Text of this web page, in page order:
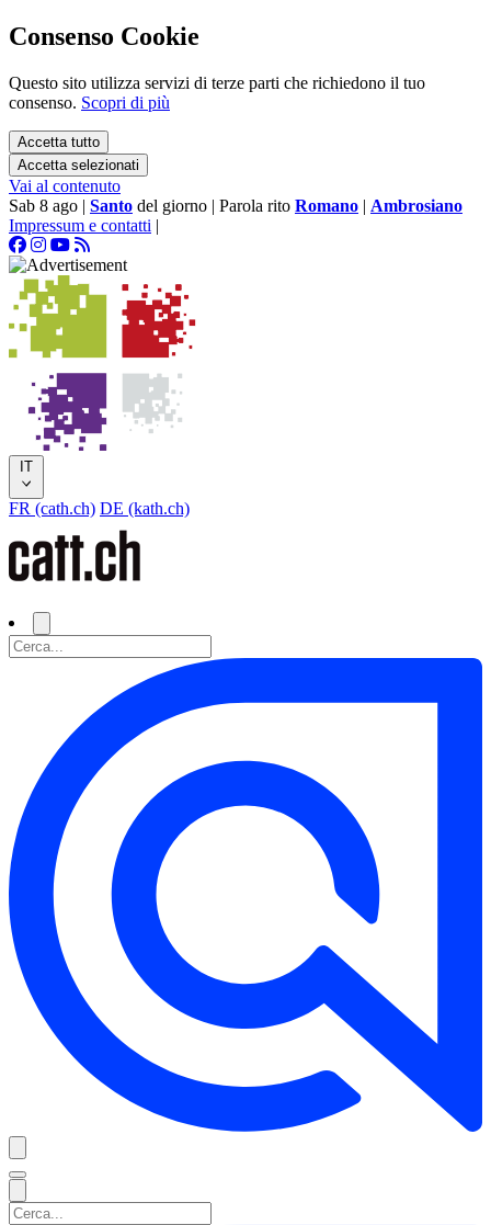
Consenso Cookie
Questo sito utilizza servizi di terze parti che richiedono il tuo
consenso. Scopri di più
Accetta tutto
Accetta selezionati
Vai al contenuto
Sab 8 ago | Santo del giorno | Parola rito Romano | Ambrosiano
Impressum e contatti |
IT
FR (cath.ch) DE (kath.ch)